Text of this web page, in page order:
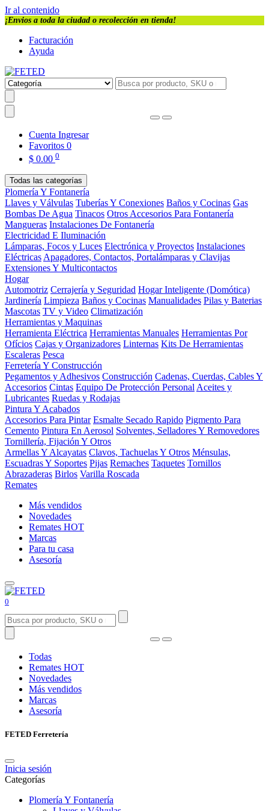
Ir al contenido
¡Envios a toda la ciudad o recolección en tienda!
Facturación
Ayuda
Cuenta Ingresar
Favoritos 0
$ 0.00 0
Todas las categorías
Plomería Y Fontanería
Llaves y Válvulas Tuberías Y Conexiones Baños y Cocinas Gas
Bombas De Agua Tinacos Otros Accesorios Para Fontanería
Mangueras Instalaciones De Fontanería
Electricidad E Iluminación
Lámparas, Focos y Luces Electrónica y Proyectos Instalaciones
Eléctricas Apagadores, Contactos, Portalámparas y Clavijas
Extensiones Y Multicontactos
Hogar
Automotriz Cerrajería y Seguridad Hogar Inteligente (Domótica)
Jardinería Limpieza Baños y Cocinas Manualidades Pilas y Baterias
Mascotas TV y Video Climatización
Herramientas y Maquinas
Herramienta Eléctrica Herramientas Manuales Herramientas Por
Ofícios Cajas y Organizadores Linternas Kits De Herramientas
Escaleras Pesca
Ferretería Y Construcción
Pegamentos y Adhesivos Construcción Cadenas, Cuerdas, Cables Y
Accesorios Cintas Equipo De Protección Personal Aceites y
Lubricantes Ruedas y Rodajas
Pintura Y Acabados
Accesorios Para Pintar Esmalte Secado Rapido Pigmento Para
Cemento Pintura En Aerosol Solventes, Selladores Y Removedores
Tornillería, Fijación Y Otros
Armellas Y Alcayatas Clavos, Tachuelas Y Otros Ménsulas,
Escuadras Y Soportes Pijas Remaches Taquetes Tornillos
Abrazaderas Birlos Varilla Roscada
Remates
Más vendidos
Novedades
Remates HOT
Marcas
Para tu casa
Asesoría
0
Todas
Remates HOT
Novedades
Más vendidos
Marcas
Asesoría
FETED Ferretería
Inicia sesión
Categorías
Plomería Y Fontanería